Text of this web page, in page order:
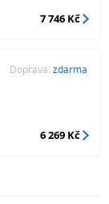
7 746 Kč
Doprava: zdarma
6 269 Kč